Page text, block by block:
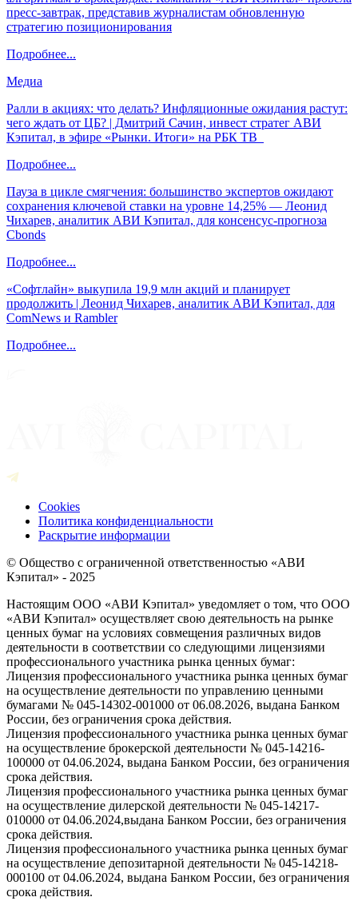
пресс-завтрак, представив журналистам обновленную
стратегию позиционирования
Подробнее...
Медиа
Ралли в акциях: что делать? Инфляционные ожидания растут:
чего ждать от ЦБ? | Дмитрий Сачин, инвест стратег АВИ
Кэпитал, в эфире «Рынки. Итоги» на РБК ТВ
Подробнее...
Пауза в цикле смягчения: большинство экспертов ожидают
сохранения ключевой ставки на уровне 14,25% — Леонид
Чихарев, аналитик АВИ Кэпитал, для консенсус-прогноза
Cbonds
Подробнее...
«Софтлайн» выкупила 19,9 млн акций и планирует
продолжить | Леонид Чихарев, аналитик АВИ Кэпитал, для
ComNews и Rambler
Подробнее...
Cookies
Политика конфиденциальности
Раскрытие информации
© Общество с ограниченной ответственностью «АВИ
Кэпитал» - 2025
Настоящим ООО «АВИ Кэпитал» уведомляет о том, что ООО
«АВИ Кэпитал» осуществляет свою деятельность на рынке
ценных бумаг на условиях совмещения различных видов
деятельности в соответствии со следующими лицензиями
профессионального участника рынка ценных бумаг:
Лицензия профессионального участника рынка ценных бумаг
на осуществление деятельности по управлению ценными
бумагами № 045-14302-001000 от 06.08.2026, выдана Банком
России, без ограничения срока действия.
Лицензия профессионального участника рынка ценных бумаг
на осуществление брокерской деятельности № 045-14216-
100000 от 04.06.2024, выдана Банком России, без ограничения
срока действия.
Лицензия профессионального участника рынка ценных бумаг
на осуществление дилерской деятельности № 045-14217-
010000 от 04.06.2024,выдана Банком России, без ограничения
срока действия.
Лицензия профессионального участника рынка ценных бумаг
на осуществление депозитарной деятельности № 045-14218-
000100 от 04.06.2024, выдана Банком России, без ограничения
срока действия.